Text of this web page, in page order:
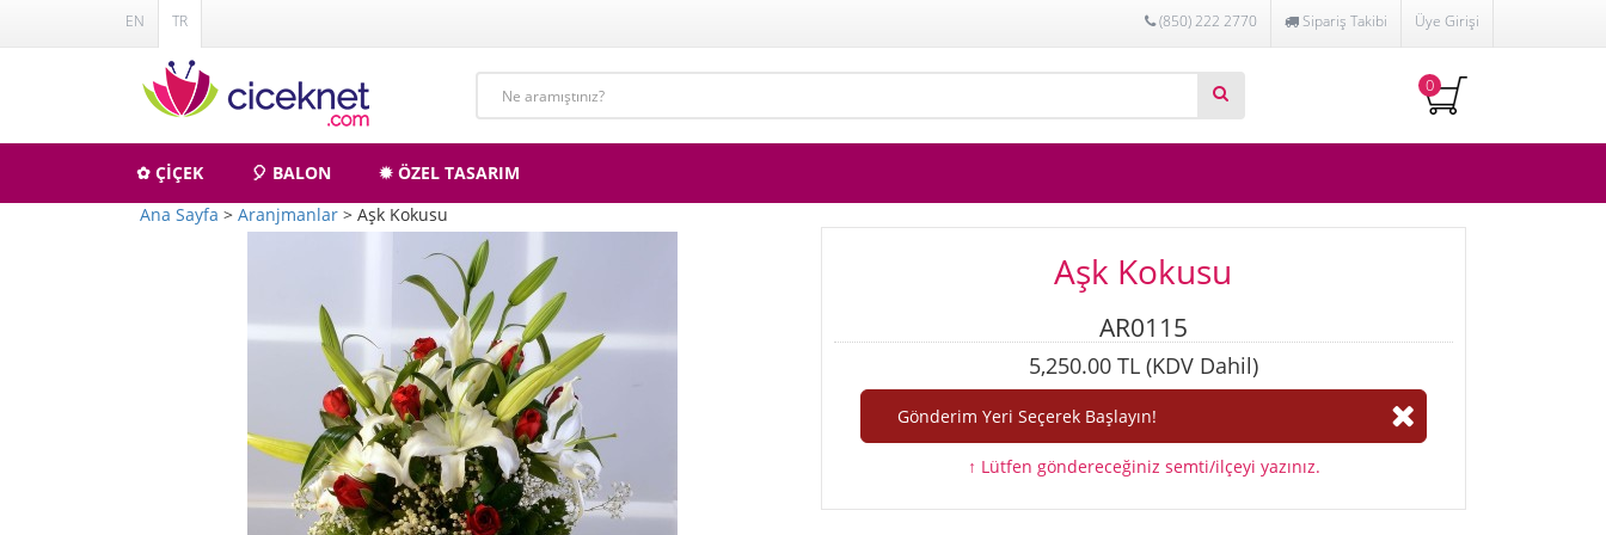
EN TR (850) 222 2770 Sipariş Takibi Üye Girişi
0
✿ ÇİÇEK 🎈 BALON
✹ ÖZEL TASARIM
Ana Sayfa > Aranjmanlar > Aşk Kokusu
Aşk Kokusu
AR0115
5,250.00 TL (KDV Dahil)
↑ Lütfen göndereceğiniz semti/ilçeyi yazınız.